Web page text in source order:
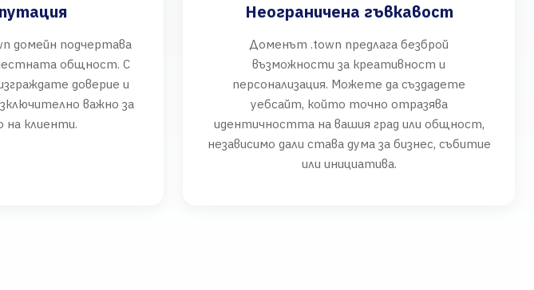
домейн подчертава
общност. С
доверие и
важно за
на клиенти.
Неограничена гъвкавост
Доменът .town предлага безброй
възможности за креативност и
персонализация. Можете да създадете
уебсайт, който точно отразява
идентичността на вашия град или общност,
независимо дали става дума за бизнес, събитие
или инициатива.